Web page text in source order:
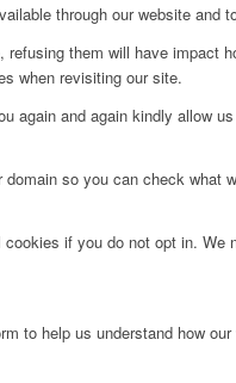
through our website and
them will have
when revisiting our site.
again and again kindly allow
so you can check
if you do not opt in.
to help us understand how